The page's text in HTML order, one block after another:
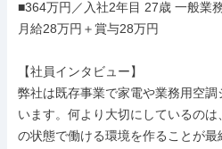
■364万円／入社2年目 27歳 一般業
月給28万円＋賞与28万円
【社員インタビュー】
弊社は既存事業で家電や業務用空
います。何より大切にしているの
の状態で働ける環境を作ることが